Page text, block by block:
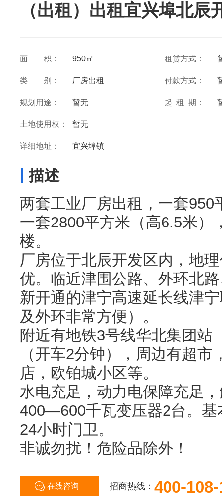
（出租）出租宜兴埠北
面 积： 950㎡ 租赁方式：
类 别： 厂房出租 付款方式：
规划用途： 暂无 起 租 期：
土地使用权： 暂无
详细地址： 宜兴埠镇
描述
两套工业厂房出租，一套950
一套2800平方米（高6.5米）
楼。
厂房位于北辰开发区内，地
优。临近津围公路、外环北
新开通的津宁高速延长线津
及外环非常方便）。
附近有地铁3号线华北集团站
（开车2分钟），周边有超
店，欧铂城小区等。
水电充足，动力电保障充足
400—600千瓦变压器2台。基
24小时门卫。
非诚勿扰！危险品除外！
在线咨询 招商热线： 400-